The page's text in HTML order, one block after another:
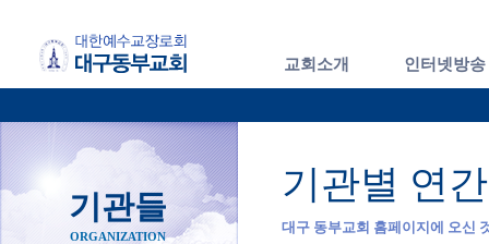
교회소개 인터넷방송
기관들
ORGANIZATION
기관별 연
대구 동부교회 홈페이지에 오신